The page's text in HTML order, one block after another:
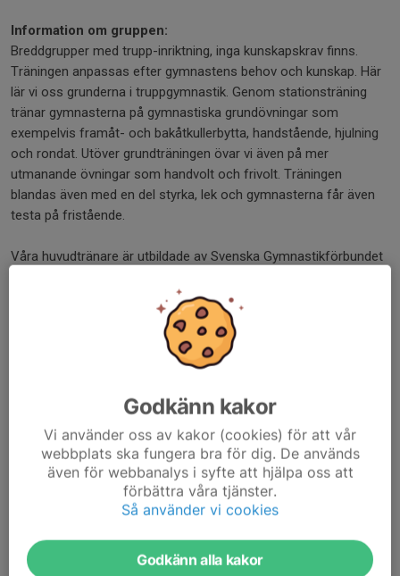
Information om gruppen:
Breddgrupper med trupp-inriktning, inga kunskapskrav finns.
Träningen anpassas efter gymnastens behov och kunskap. Här
lär vi oss grunderna i truppgymnastik. Genom stationsträning
tränar gymnasterna på gymnastiska grundövningar som
exempelvis framåt- och bakåtkullerbytta, handstående, hjulning
och rondat. Utöver grundträningen övar vi även på mer
utmanande övningar som handvolt och frivolt. Träningen
blandas även med en del styrka, lek och gymnasterna får även
testa på fristående.
Våra huvudtränare är utbildade av Svenska Gymnastikförbundet
Gymnastik, Gymnastikens Baskurs och Truppgymnastik A.
Möjlighet till att vara med på någon tävling under terminen kan
även finnas i dessa trupper.
Inga förkunskaper krävs.
Ålder:
Födda 2014 & tidigare.
Gymnasterna gympar själva utan vårdnadshavare i
hallen. Vårdnadshavare kan exempelvis träna på GYMMIX under
Godkänn kakor
Vi använder oss av kakor (cookies) för att vår
webbplats ska fungera bra för dig. De används
även för webbanalys i syfte att hjälpa oss att
förbättra våra tjänster.
Så använder vi cookies
Godkänn alla kakor